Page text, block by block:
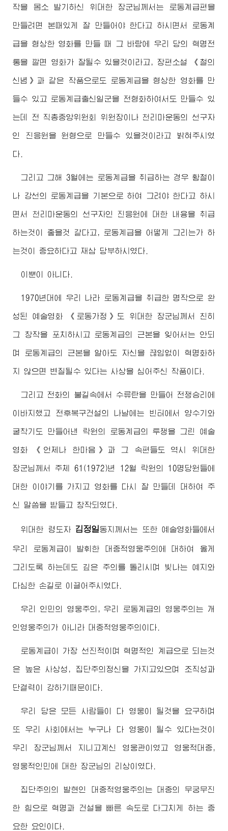
작을 몸소 발기하신 위대한 장군님 께서는 로동계급편을
만들려면 본때있게 잘 만들어야 한다고 하시면서 로동계
급을 형상한 영화를 만들 때 그 바탕에 우리 당의 혁명전
통을 깔면 영화가 잘될수 있을것이라고, 장편소설 《철의
신념》과 같은 작품으로도 로동계급을 형상한 영화를 만
들수 있고 로동계급출신일군을 전형화하여서도 만들수 있
는데 전 직총중앙위원회 위원장이나 천리마운동의 선구자
인 진응원을 원형으로 만들수 있을것이라고 밝혀주시였
다.
그리고 그해 3월에는 로동계급을 취급하는 경우 황철이
나 강선의 로동계급을 기본으로 하여 그려야 한다고 하시
면서 천리마운동의 선구자인 진응원에 대한 내용을 취급
하는것이 좋을것 같다고, 로동계급을 어떻게 그리는가 하
는것이 중요하다고 재삼 당부하시였다.
이뿐이 아니다.
1970년대에 우리 나라 로동계급을 취급한 명작으로 완
성된 예술영화 《로동가정》도 위대한 장군님 께서 친히
그 창작을 포치하시고 로동계급의 근본을 잊어서는 안되
며 로동계급의 근본을 알아도 자신을 끊임없이 혁명화하
지 않으면 변질될수 있다는 사상을 심어주신 작품이다.
그리고 전화의 불길속에서 수류탄을 만들어 전쟁승리에
이바지했고 전후복구건설의 나날에는 빈터에서 양수기와
굴착기도 만들어낸 락원의 로동계급의 투쟁을 그린 예술
영화 《언제나 한마음》과 그 속편들도 역시 위대한
장군님 께서 주체 61(1972)년 12월 락원의 10명당원들에
대한 이야기를 가지고 영화를 다시 잘 만들데 대하여 주
신 말씀을 받들고 창작되였다.
위대한 령도자 김정일동지 께서는 또한 예술영화들에서
우리 로동계급이 발휘한 대중적영웅주의에 대하여 옳게
그리도록 하는데도 깊은 주의를 돌리시며 빛나는 예지와
다심한 손길로 이끌어주시였다.
우리 인민의 영웅주의, 우리 로동계급의 영웅주의는 개
인영웅주의가 아니라 대중적영웅주의이다.
로동계급이 가장 선진적이며 혁명적인 계급으로 되는것
은 높은 사상성, 집단주의정신을 가지고있으며 조직성과
단결력이 강하기때문이다.
우리 당은 모든 사람들이 다 영웅이 될것을 요구하며
또 우리 사회에서는 누구나 다 영웅이 될수 있다는것이
우리 장군님 께서 지니고계신 영웅관이였고 영웅적대중,
영웅적인민에 대한 장군님 의 리상이였다.
집단주의의 발현인 대중적영웅주의는 대중의 무궁무진
한 힘으로 혁명과 건설을 빠른 속도로 다그치게 하는 중
요한 요인이다.